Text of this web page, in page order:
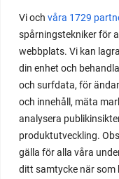
Vi och våra 1729
spårningstekniker för
webbplats. Vi kan
din enhet och
och surfdata, för
och innehåll, mäta
analysera
produktutveckling.
gälla för alla våra
ditt samtycke när som